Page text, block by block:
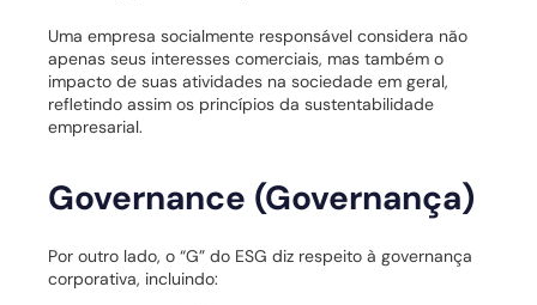
Uma empresa socialmente responsável considera não
apenas seus interesses comerciais, mas também o
impacto de suas atividades na sociedade em geral,
refletindo assim os princípios da sustentabilidade
empresarial.
Governance (Governança)
Por outro lado, o “G” do ESG diz respeito à governança
corporativa, incluindo: